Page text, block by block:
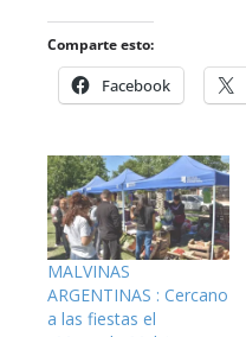
Comparte esto:
Facebook
MALVINAS
ARGENTINAS : Cercano
a las fiestas el